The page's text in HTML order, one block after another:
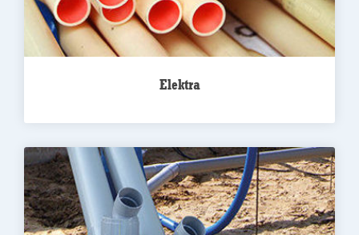
Elektra